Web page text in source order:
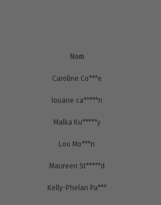
Nom
Caroline Co***e
louane ca*****n
Malka Ku*****y
Lou Mo***n
Maureen St*****d
Kelly-Phelan Pa***